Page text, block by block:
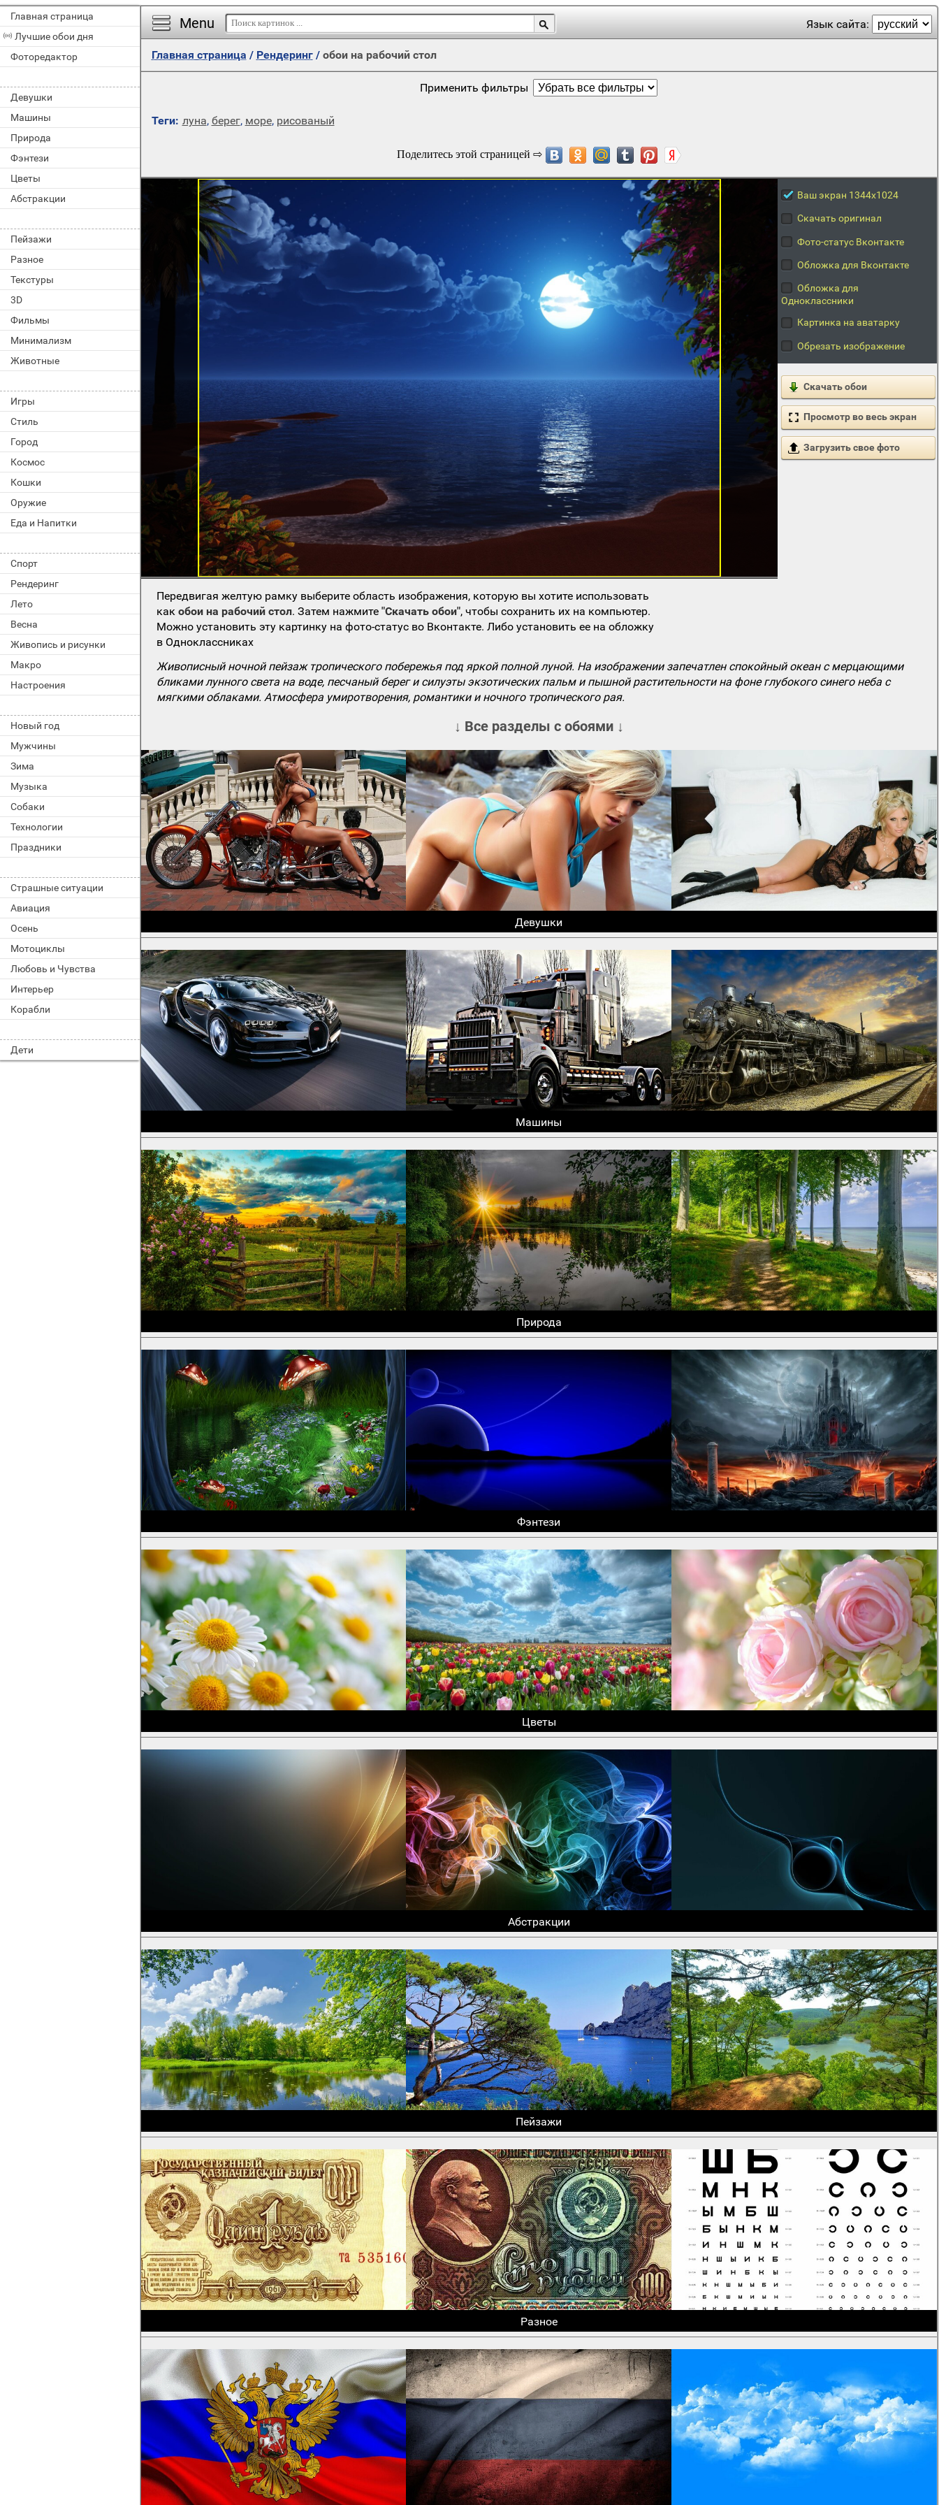
Главная страница
Лучшие обои дня
Фоторедактор
Девушки
Машины
Природа
Фэнтези
Цветы
Абстракции
Пейзажи
Разное
Текстуры
3D
Фильмы
Минимализм
Животные
Игры
Стиль
Город
Космос
Кошки
Оружие
Еда и Напитки
Спорт
Рендеринг
Лето
Весна
Живопись и рисунки
Макро
Настроения
Новый год
Мужчины
Зима
Музыка
Собаки
Технологии
Праздники
Страшные ситуации
Авиация
Осень
Мотоциклы
Любовь и Чувства
Интерьер
Корабли
Дети
Menu Язык сайта:
Главная страница / Рендеринг/ обои на рабочий стол
Применить фильтры
Теги: луна, берег, море, рисованый
Ваш экран 1344x1024
Скачать оригинал
Фото-статус Вконтакте
Обложка для Вконтакте
Обложка для
Одноклассники
Картинка на аватарку
Обрезать изображение
Скачать обои
Просмотр во весь экран
Загрузить свое фото
Передвигая желтую рамку выберите область изображения, которую вы хотите использовать
какобои на рабочий стол. Затем нажмите"Скачать обои", чтобы сохранить их на компьютер.
Можно установить эту картинку на фото-статус во Вконтакте. Либо установить ее на обложку
в Одноклассниках
Живописный ночной пейзаж тропического побережья под яркой полной луной. На изображении запечатлен спокойный океан с мерцающими
бликами лунного света на воде, песчаный берег и силуэты экзотических пальм и пышной растительности на фоне глубокого синего неба с
мягкими облаками. Атмосфера умиротворения, романтики и ночного тропического рая.
↓ Все разделы с обоями ↓
Девушки
Машины
Природа
Фэнтези
Цветы
Абстракции
Пейзажи
Разное